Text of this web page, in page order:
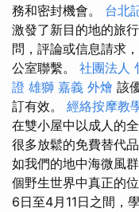
務和密封機會。 台北
激發了新目的地的旅行
問，評論或信息請求
公室聯繫。 社團法人
證 雄獅 嘉義 外燴 該
訂有效。 經絡按摩教
在雙小屋中以成人的
很多放鬆的免費替代
如我們的地中海微風
個野生世界中真正的位
6日至4月11日之間，